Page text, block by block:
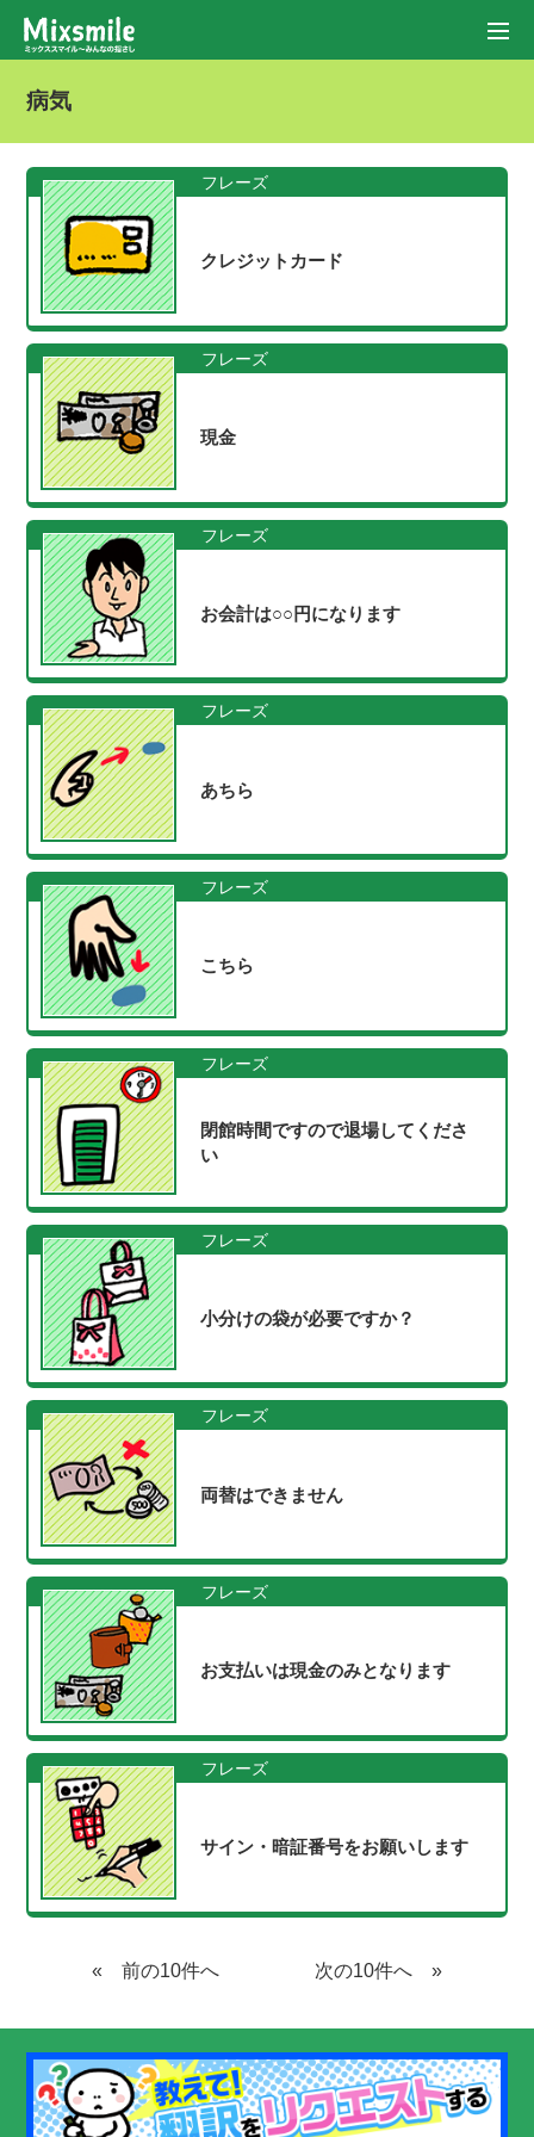
病気
フレーズ
クレジットカード
フレーズ
現金
フレーズ
お会計は○○円になります
フレーズ
あちら
フレーズ
こちら
フレーズ
閉館時間ですので退場してくださ
い
フレーズ
小分けの袋が必要ですか？
フレーズ
両替はできません
フレーズ
お支払いは現金のみとなります
フレーズ
サイン・暗証番号をお願いします
« »